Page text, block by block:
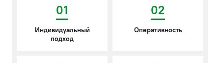
01
Индивидуальный
подход
02
Оперативность